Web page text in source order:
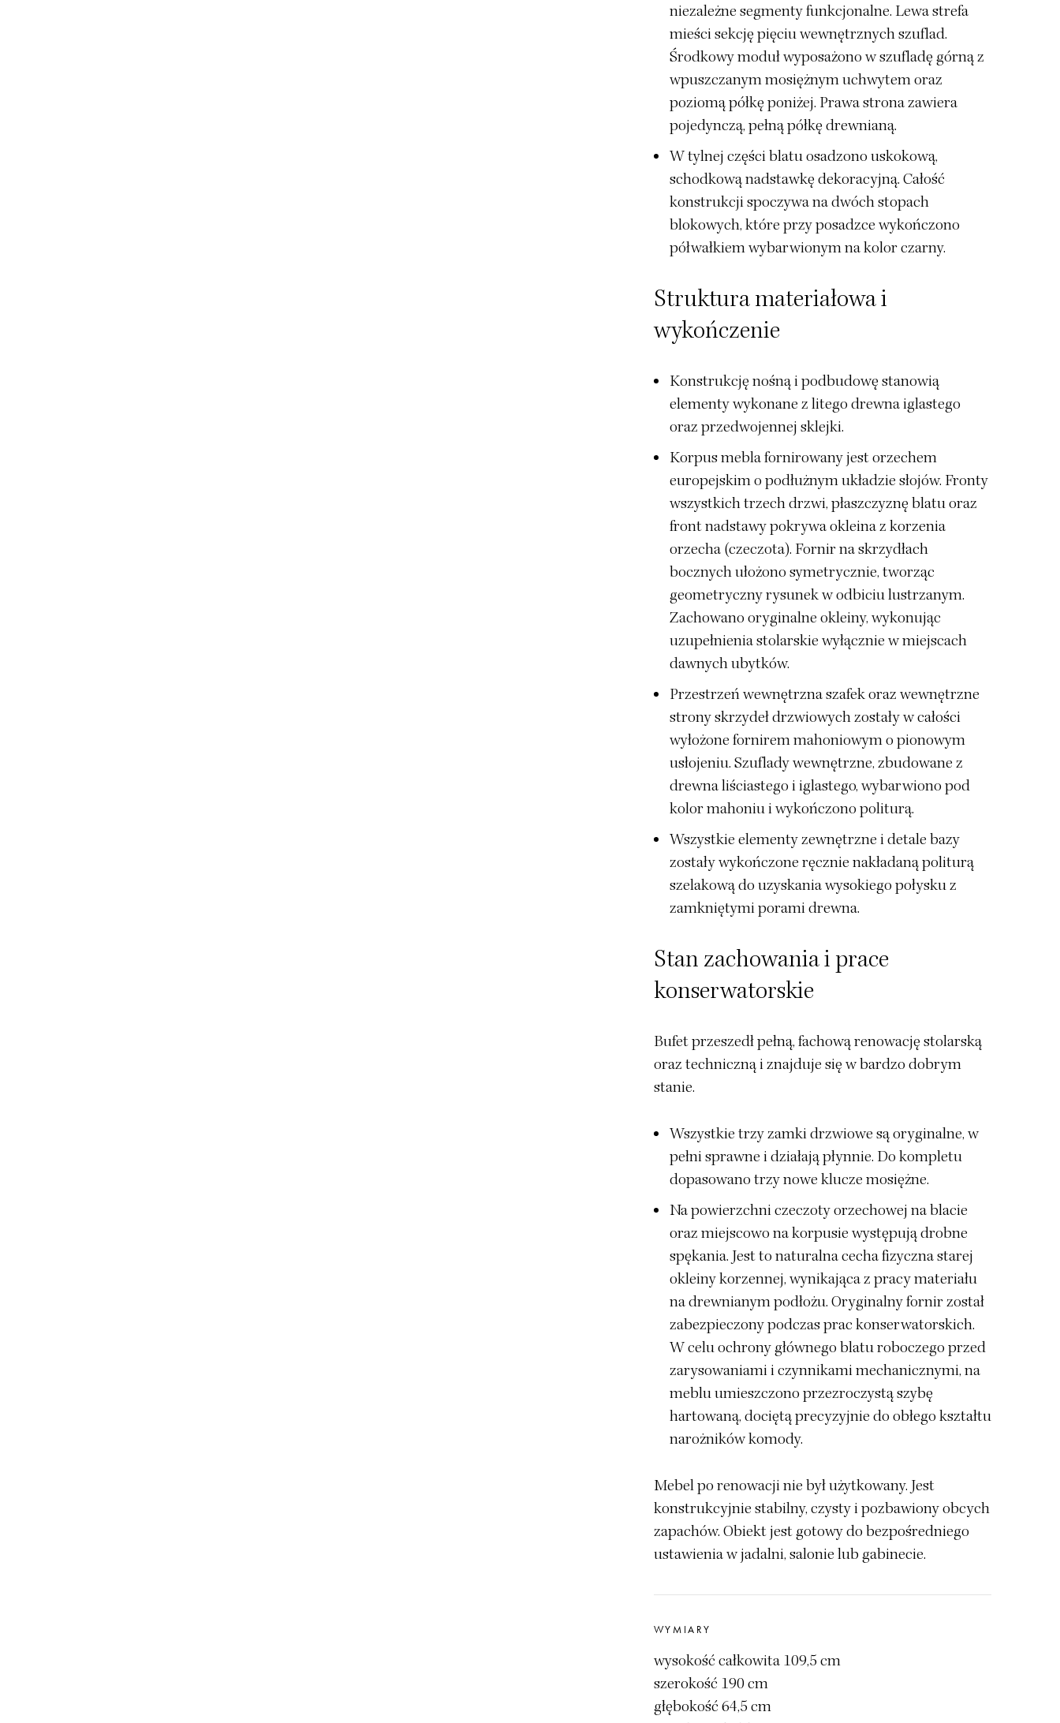
niezależne segmenty funkcjonalne. Lewa strefa
mieści sekcję pięciu wewnętrznych szuflad.
Środkowy moduł wyposażono w szufladę górną z
wpuszczanym mosiężnym uchwytem oraz
poziomą półkę poniżej. Prawa strona zawiera
pojedynczą, pełną półkę drewnianą.
W tylnej części blatu osadzono uskokową,
schodkową nadstawkę dekoracyjną. Całość
konstrukcji spoczywa na dwóch stopach
blokowych, które przy posadzce wykończono
półwałkiem wybarwionym na kolor czarny.
Struktura materiałowa i
wykończenie
Konstrukcję nośną i podbudowę stanowią
elementy wykonane z litego drewna iglastego
oraz przedwojennej sklejki.
Korpus mebla fornirowany jest orzechem
europejskim o podłużnym układzie słojów. Fronty
wszystkich trzech drzwi, płaszczyznę blatu oraz
front nadstawy pokrywa okleina z korzenia
orzecha (czeczota). Fornir na skrzydłach
bocznych ułożono symetrycznie, tworząc
geometryczny rysunek w odbiciu lustrzanym.
Zachowano oryginalne okleiny, wykonując
uzupełnienia stolarskie wyłącznie w miejscach
dawnych ubytków.
Przestrzeń wewnętrzna szafek oraz wewnętrzne
strony skrzydeł drzwiowych zostały w całości
wyłożone fornirem mahoniowym o pionowym
usłojeniu. Szuflady wewnętrzne, zbudowane z
drewna liściastego i iglastego, wybarwiono pod
kolor mahoniu i wykończono politurą.
Wszystkie elementy zewnętrzne i detale bazy
zostały wykończone ręcznie nakładaną politurą
szelakową do uzyskania wysokiego połysku z
zamkniętymi porami drewna.
Stan zachowania i prace
konserwatorskie
Bufet przeszedł pełną, fachową renowację stolarską
oraz techniczną i znajduje się w bardzo dobrym
stanie.
Wszystkie trzy zamki drzwiowe są oryginalne, w
pełni sprawne i działają płynnie. Do kompletu
dopasowano trzy nowe klucze mosiężne.
Na powierzchni czeczoty orzechowej na blacie
oraz miejscowo na korpusie występują drobne
spękania. Jest to naturalna cecha fizyczna starej
okleiny korzennej, wynikająca z pracy materiału
na drewnianym podłożu. Oryginalny fornir został
zabezpieczony podczas prac konserwatorskich.
W celu ochrony głównego blatu roboczego przed
zarysowaniami i czynnikami mechanicznymi, na
meblu umieszczono przezroczystą szybę
hartowaną, dociętą precyzyjnie do obłego kształtu
narożników komody.
Mebel po renowacji nie był użytkowany. Jest
konstrukcyjnie stabilny, czysty i pozbawiony obcych
zapachów. Obiekt jest gotowy do bezpośredniego
ustawienia w jadalni, salonie lub gabinecie.
WYMIARY
wysokość całkowita 109,5 cm
szerokość 190 cm
głębokość 64,5 cm